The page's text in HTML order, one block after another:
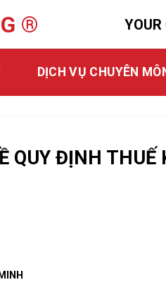
YOUR
DỊCH VỤ CHUYÊN
QUY ĐỊNH